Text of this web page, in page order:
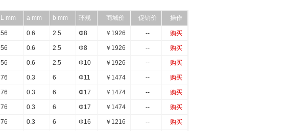
L mm a mm b mm 环规 商城价 促销价 操作
56 0.6 2.5 Φ8 ￥ 1926 -- 购买
56 0.6 2.5 Φ8 ￥ 1926 -- 购买
56 0.6 2.5 Φ10 ￥ 1926 -- 购买
76 0.3 6 Φ11 ￥ 1474 -- 购买
76 0.3 6 Φ17 ￥ 1474 -- 购买
76 0.3 6 Φ17 ￥ 1474 -- 购买
76 0.3 6 Φ16 ￥ 1216 -- 购买